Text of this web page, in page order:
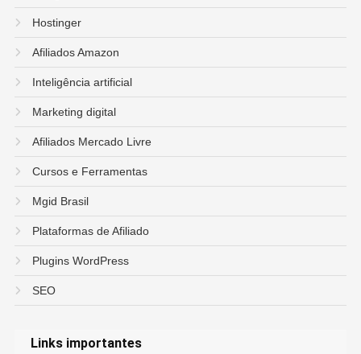
Hostinger
Afiliados Amazon
Inteligência artificial
Marketing digital
Afiliados Mercado Livre
Cursos e Ferramentas
Mgid Brasil
Plataformas de Afiliado
Plugins WordPress
SEO
Links importantes